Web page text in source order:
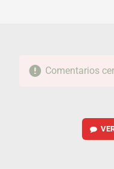
Comentarios